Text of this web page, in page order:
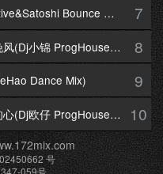
【Dj夜猫提供】Lisa - Lalisa(Inquisitive&Satoshi Bounce Mix) 7
【172Mix独家】落日微醺 - 街角的晚风(Dj小锦 ProgHouse Mix粤语女) 8
Dance Mix) 9
【172Mix独家】林怡冰 - 原谅错爱的心(Dj欧仔 ProgHouse Mix粤语女) 10
号
059号